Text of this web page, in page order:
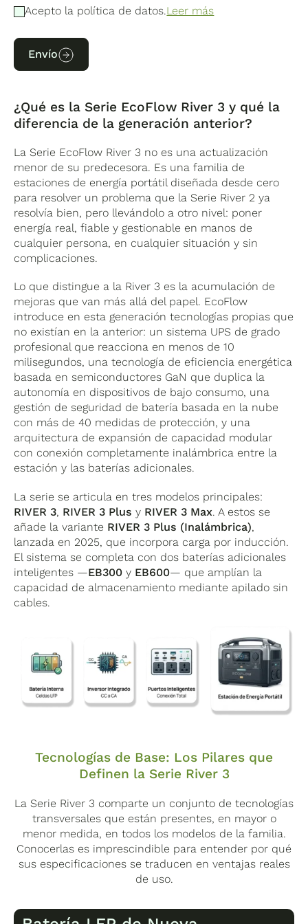
Acepto la política de datos.Leer más
Envío
¿Qué es la Serie EcoFlow River 3 y qué la
diferencia de la generación anterior?
La Serie EcoFlow River 3 no es una actualización
menor de su predecesora. Es una familia de
estaciones de energía portátil diseñada desde cero
para resolver un problema que la Serie River 2 ya
resolvía bien, pero llevándolo a otro nivel: poner
energía real, fiable y gestionable en manos de
cualquier persona, en cualquier situación y sin
complicaciones.
Lo que distingue a la River 3 es la acumulación de
mejoras que van más allá del papel. EcoFlow
introduce en esta generación tecnologías propias que
no existían en la anterior: un sistema UPS de grado
profesional que reacciona en menos de 10
milisegundos, una tecnología de eficiencia energética
basada en semiconductores GaN que duplica la
autonomía en dispositivos de bajo consumo, una
gestión de seguridad de batería basada en la nube
con más de 40 medidas de protección, y una
arquitectura de expansión de capacidad modular
con conexión completamente inalámbrica entre la
estación y las baterías adicionales.
La serie se articula en tres modelos principales:
RIVER 3, RIVER 3 Plus y RIVER 3 Max. A estos se
añade la variante RIVER 3 Plus (Inalámbrica),
lanzada en 2025, que incorpora carga por inducción.
El sistema se completa con dos baterías adicionales
inteligentes —EB300 y EB600— que amplían la
capacidad de almacenamiento mediante apilado sin
cables.
Tecnologías de Base: Los Pilares que
Definen la Serie River 3
La Serie River 3 comparte un conjunto de tecnologías
transversales que están presentes, en mayor o
menor medida, en todos los modelos de la familia.
Conocerlas es imprescindible para entender por qué
sus especificaciones se traducen en ventajas reales
de uso.